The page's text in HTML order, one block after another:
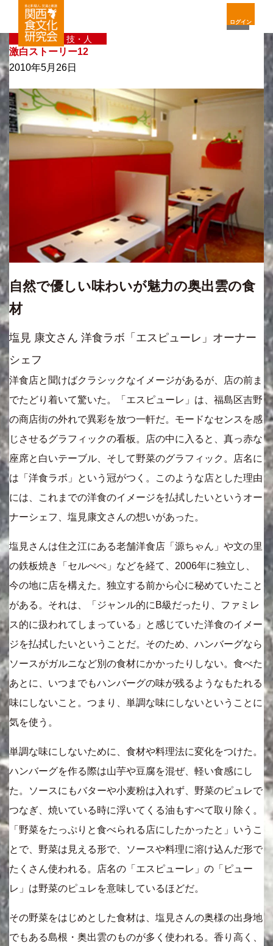
ログイン
〈新〉味・技・人
激白ストーリー12
2010年5月26日
自然で優しい味わいが魅力の奥出雲の食
材
塩見 康文さん 洋食ラボ「エスピューレ」オーナー
シェフ
洋食店と聞けばクラシックなイメージがあるが、店の前ま
でたどり着いて驚いた。「エスピューレ」は、福島区吉野
の商店街の外れで異彩を放つ一軒だ。モードなセンスを感
じさせるグラフィックの看板。店の中に入ると、真っ赤な
座席と白いテーブル、そして野菜のグラフィック。店名に
は「洋食ラボ」という冠がつく。このような店とした理由
には、これまでの洋食のイメージを払拭したいというオー
ナーシェフ、塩見康文さんの想いがあった。
塩見さんは住之江にある老舗洋食店「源ちゃん」や文の里
の鉄板焼き「セルぺぺ」などを経て、2006年に独立し、
今の地に店を構えた。独立する前から心に秘めていたこと
がある。それは、「ジャンル的にB級だったり、ファミレ
ス的に扱われてしまっている」と感じていた洋食のイメー
ジを払拭したいということだ。そのため、ハンバーグなら
ソースがガルニなど別の食材にかかったりしない。食べた
あとに、いつまでもハンバーグの味が残るようなもたれる
味にしないこと。つまり、単調な味にしないということに
気を使う。
単調な味にしないために、食材や料理法に変化をつけた。
ハンバーグを作る際は山芋や豆腐を混ぜ、軽い食感にし
た。ソースにもバターや小麦粉は入れず、野菜のピュレで
つなぎ、焼いている時に浮いてくる油もすべて取り除く。
「野菜をたっぷりと食べられる店にしたかったと」いうこ
とで、野菜は見える形で、ソースや料理に溶け込んだ形で
たくさん使われる。店名の「エスピューレ」の「ピュー
レ」は野菜のピュレを意味しているほどだ。
その野菜をはじめとした食材は、塩見さんの奥様の出身地
でもある島根・奥出雲のものが多く使われる。香り高く、